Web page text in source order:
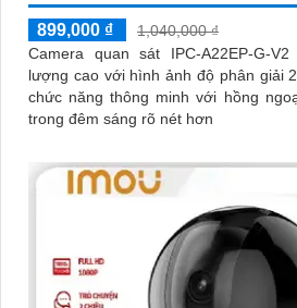
899,000 ₫
1,040,000 ₫
Camera quan sát IPC-A22EP-G-
lượng cao với hình ảnh độ phân giải 2.0 MP.
chức năng thông minh với hồng
trong đêm sáng rõ nét hơn